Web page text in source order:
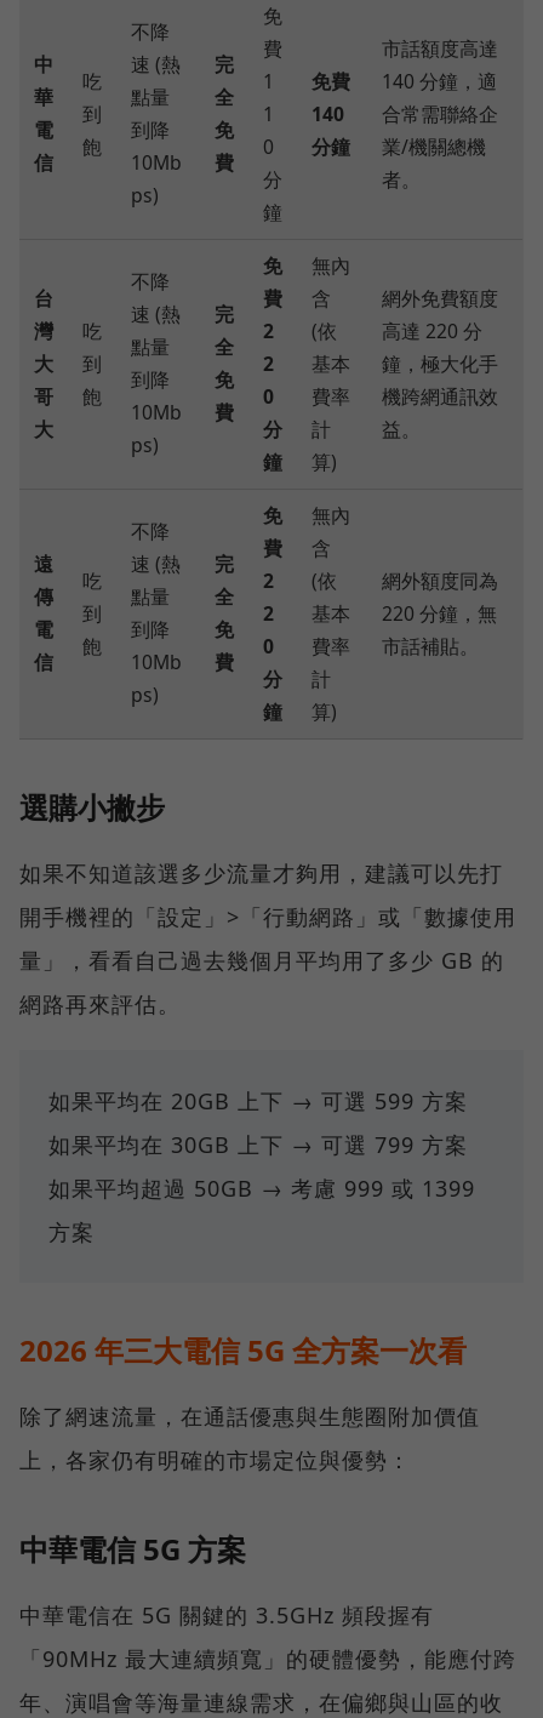
中
華
電
信
吃
到
飽
不降
速 (熱
點量
到降
10Mb
ps)
完
全
免
費
免
費
1
1
0
分
鐘
免費
140
分鐘
市話額度高達
140 分鐘，適
合常需聯絡企
業/機關總機
者。
台
灣
大
哥
大
吃
到
飽
不降
速 (熱
點量
到降
10Mb
ps)
完
全
免
費
免
費
2
2
0
分
鐘
無內
含
(依
基本
費率
計
算)
網外免費額度
高達 220 分
鐘，極大化手
機跨網通訊效
益。
遠
傳
電
信
吃
到
飽
不降
速 (熱
點量
到降
10Mb
ps)
完
全
免
費
免
費
2
2
0
分
鐘
無內
含
(依
基本
費率
計
算)
網外額度同為
220 分鐘，無
市話補貼。
選購小撇步
如果不知道該選多少流量才夠用，建議可以先打
開手機裡的「設定」>「行動網路」或「數據使用
量」，看看自己過去幾個月平均用了多少 GB 的
網路再來評估。
如果平均在 20GB 上下 → 可選 599 方案
如果平均在 30GB 上下 → 可選 799 方案
如果平均超過 50GB → 考慮 999 或 1399
方案
2026 年三大電信 5G 全方案一次看
除了網速流量，在通話優惠與生態圈附加價值
上，各家仍有明確的市場定位與優勢：
中華電信 5G 方案
中華電信在 5G 關鍵的 3.5GHz 頻段握有
「90MHz 最大連續頻寬」的硬體優勢，能應付跨
年、演唱會等海量連線需求，在偏鄉與山區的收